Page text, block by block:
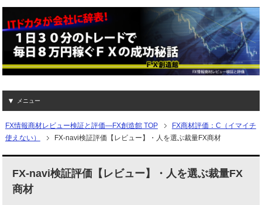
メニュー
FX情報商材レビュー検証と評価―FX創造館 TOP
FX商材評価：C（イマイチ
使えない）
FX-navi検証評価【レビュー】・人を選ぶ裁量FX商材
FX-navi検証評価【レビュー】・人を選ぶ裁量FX
商材